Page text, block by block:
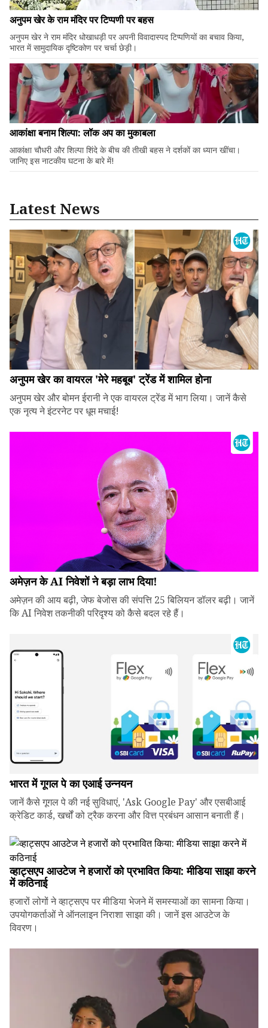
अनुपम खेर के राम मंदिर पर टिप्पणी पर बहस
अनुपम खेर ने राम मंदिर धोखाधड़ी पर अपनी विवादास्पद टिप्पणियों का बचाव किया,
भारत में सामुदायिक दृष्टिकोण पर चर्चा छेड़ी।
आकांक्षा बनाम शिल्पा: लॉक अप का मुकाबला
आकांक्षा चौधरी और शिल्पा शिंदे के बीच की तीखी बहस ने दर्शकों का ध्यान खींचा।
जानिए इस नाटकीय घटना के बारे में!
Latest News
अनुपम खेर का वायरल 'मेरे महबूब' ट्रेंड में शामिल होना
अनुपम खेर और बोमन ईरानी ने एक वायरल ट्रेंड में भाग लिया। जानें कैसे
एक नृत्य ने इंटरनेट पर धूम मचाई!
अमेज़न के AI निवेशों ने बड़ा लाभ दिया!
अमेज़न की आय बढ़ी, जेफ बेजोस की संपत्ति 25 बिलियन डॉलर बढ़ी। जानें
कि AI निवेश तकनीकी परिदृश्य को कैसे बदल रहे हैं।
भारत में गूगल पे का एआई उन्नयन
जानें कैसे गूगल पे की नई सुविधाएं, 'Ask Google Pay' और एसबीआई
क्रेडिट कार्ड, खर्चों को ट्रैक करना और वित्त प्रबंधन आसान बनाती हैं।
व्हाट्सएप आउटेज ने हजारों को प्रभावित किया: मीडिया साझा करने
में कठिनाई
हजारों लोगों ने व्हाट्सएप पर मीडिया भेजने में समस्याओं का सामना किया।
उपयोगकर्ताओं ने ऑनलाइन निराशा साझा की। जानें इस आउटेज के
विवरण।